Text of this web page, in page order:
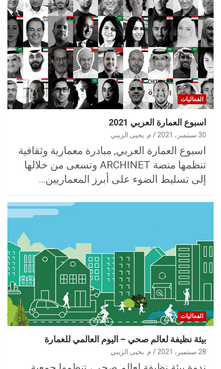
الفعاليات
اسبوع العمارة العربي 2021
30 سبتمبر، 2021 م. يحيى الزيني
اسبوع العمارة العربي, مبادرة معمارية وثقافية
تنظمها منصة ARCHINET وتسعى من خلالها
إلى تسليط الضوء على أبرز المعماريين…
الفعاليات
بيئة نظيفة لعالم صحي – اليوم العالمي للعمارة
28 سبتمبر، 2021 م. يحيى الزيني